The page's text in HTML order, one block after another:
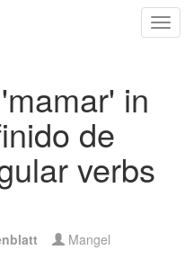
in
de
verbs
Mangel